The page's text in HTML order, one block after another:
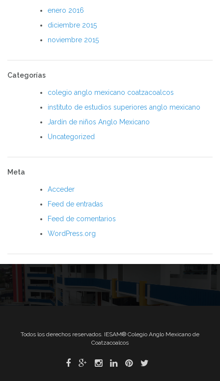
enero 2016
diciembre 2015
noviembre 2015
Categorías
colegio anglo mexicano coatzacoalcos
instituto de estudios superiores anglo mexicano
Jardín de niños Anglo Mexicano
Uncategorized
Meta
Acceder
Feed de entradas
Feed de comentarios
WordPress.org
Todos los derechos reservados. IESAM® Colegio Anglo Mexicano de
Coatzacoalcos